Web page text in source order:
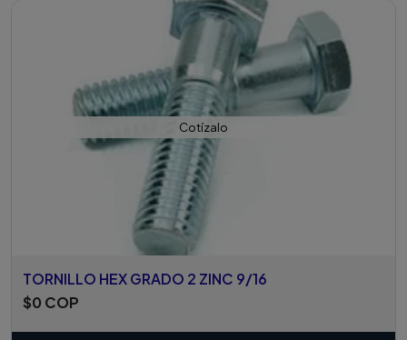
Cotízalo
TORNILLO HEX GRADO 2 ZINC 9/16
$0 COP